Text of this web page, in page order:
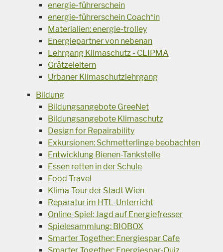
energie-führerschein
energie-führerschein Coach*in
Materialien: energie-trolley
Energiepartner von nebenan
Lehrgang Klimaschutz - CLIPMA
Grätzeleltern
Urbaner Klimaschutzlehrgang
Bildung
Bildungsangebote GreeNet
Bildungsangebote Klimaschutz
Design for Repairability
Exkursionen: Schmetterlinge beobachten
Entwicklung Bienen-Tankstelle
Essen retten in der Schule
Food Travel
Klima-Tour der Stadt Wien
Reparatur im HTL-Unterricht
Online-Spiel: Jagd auf Energiefresser
Spielesammlung: BIOBOX
Smarter Together: Energiespar Cafe